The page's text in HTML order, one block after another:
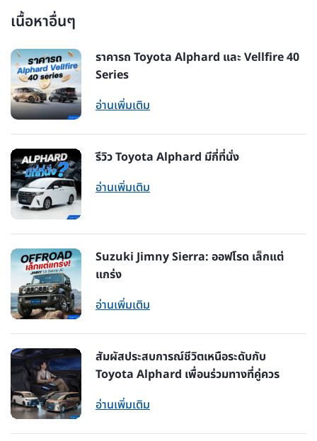
เนื้อหาอื่นๆ
ราคารถ Toyota Alphard และ Vellfire 40
Series
อ่านเพิ่มเติม
รีวิว Toyota Alphard มีกี่ที่นั่ง
อ่านเพิ่มเติม
Suzuki Jimny Sierra: ออฟโรด เล็กแต่
แกร่ง
อ่านเพิ่มเติม
สัมผัสประสบการณ์ชีวิตเหนือระดับกับ
Toyota Alphard เพื่อนร่วมทางที่คู่ควร
อ่านเพิ่มเติม